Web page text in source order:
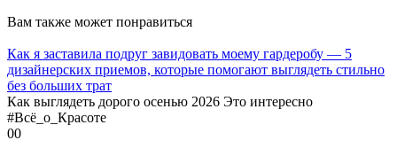
Вам также может понравиться
Как я заставила подруг завидовать моему гардеробу — 5
дизайнерских приемов, которые помогают выглядеть стильно
без больших трат
Как выглядеть дорого осенью 2026 Это интересно
#Всё_о_Красоте
00